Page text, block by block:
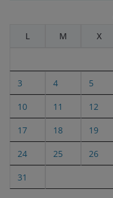
L
M X
3 4 5
10 11 12
17 18 19
24 25 26
31